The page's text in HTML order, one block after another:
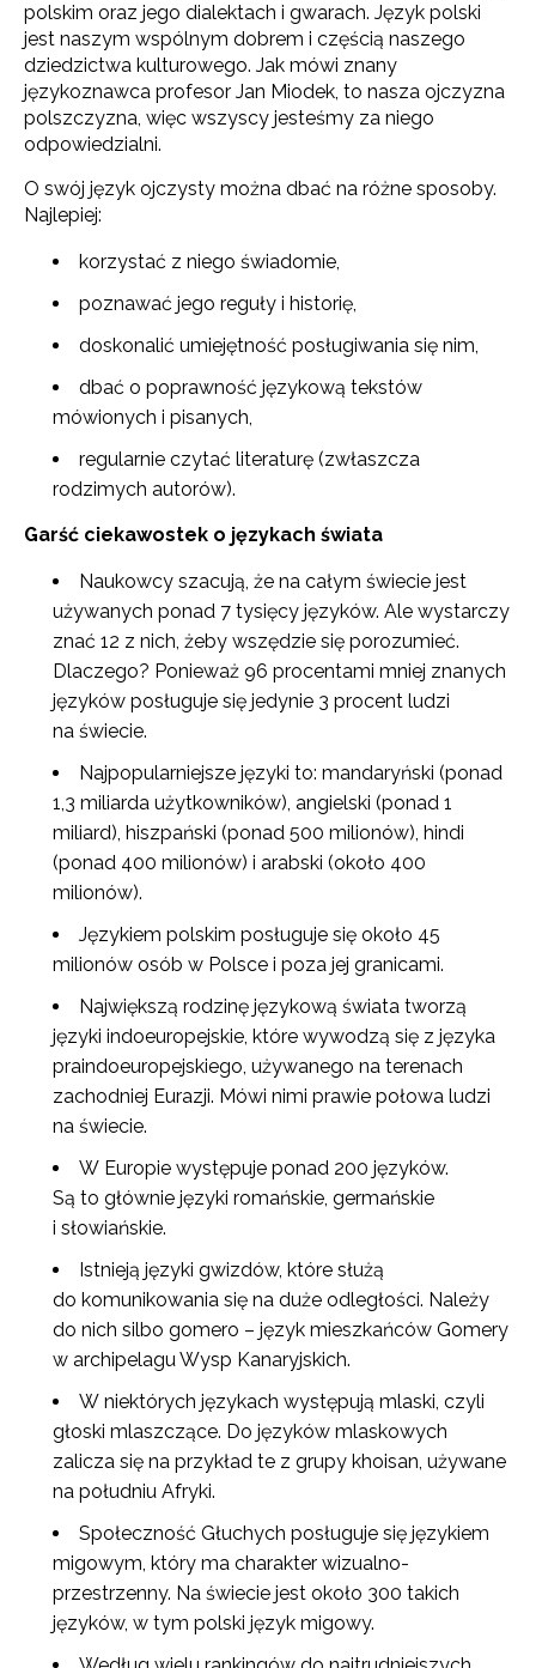
polskim oraz jego dialektach i gwarach. Język polski
jest naszym wspólnym dobrem i częścią naszego
dziedzictwa kulturowego. Jak mówi znany
językoznawca profesor Jan Miodek, to nasza ojczyzna
polszczyzna, więc wszyscy jesteśmy za niego
odpowiedzialni.
O swój język ojczysty można dbać na różne sposoby.
Najlepiej:
korzystać z niego świadomie,
poznawać jego reguły i historię,
doskonalić umiejętność posługiwania się nim,
dbać o poprawność językową tekstów
mówionych i pisanych,
regularnie czytać literaturę (zwłaszcza
rodzimych autorów).
Garść ciekawostek o językach świata
Naukowcy szacują, że na całym świecie jest
używanych ponad 7 tysięcy języków. Ale wystarczy
znać 12 z nich, żeby wszędzie się porozumieć.
Dlaczego? Ponieważ 96 procentami mniej znanych
języków posługuje się jedynie 3 procent ludzi
na świecie.
Najpopularniejsze języki to: mandaryński (ponad
1,3 miliarda użytkowników), angielski (ponad 1
miliard), hiszpański (ponad 500 milionów), hindi
(ponad 400 milionów) i arabski (około 400
milionów).
Językiem polskim posługuje się około 45
milionów osób w Polsce i poza jej granicami.
Największą rodzinę językową świata tworzą
języki indoeuropejskie, które wywodzą się z języka
praindoeuropejskiego, używanego na terenach
zachodniej Eurazji. Mówi nimi prawie połowa ludzi
na świecie.
W Europie występuje ponad 200 języków.
Są to głównie języki romańskie, germańskie
i słowiańskie.
Istnieją języki gwizdów, które służą
do komunikowania się na duże odległości. Należy
do nich silbo gomero – język mieszkańców Gomery
w archipelagu Wysp Kanaryjskich.
W niektórych językach występują mlaski, czyli
głoski mlaszczące. Do języków mlaskowych
zalicza się na przykład te z grupy khoisan, używane
na południu Afryki.
Społeczność Głuchych posługuje się językiem
migowym, który ma charakter wizualno-
przestrzenny. Na świecie jest około 300 takich
języków, w tym polski język migowy.
Newsletter ORE